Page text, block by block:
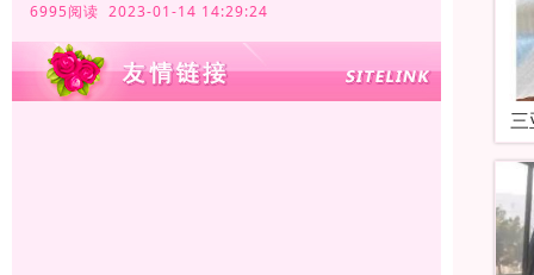
6995阅读 2023-01-14 14:29:24
三